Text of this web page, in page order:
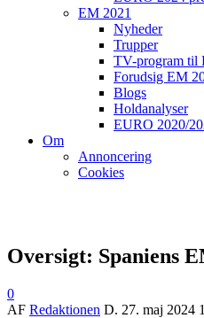
EM 2021
Nyheder
Trupper
TV-program til
Forudsig EM
Blogs
Holdanalyser
EURO 2020/
Om
Annoncering
Cookies
Oversigt: Spaniens
0
AF Redaktionen D. 27. maj 2024